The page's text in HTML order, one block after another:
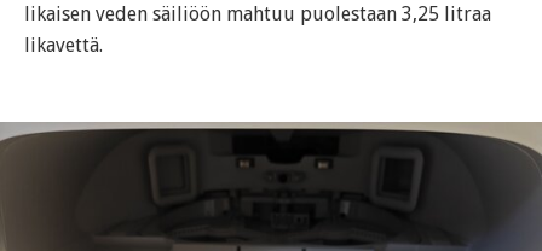
likaisen veden säiliöön mahtuu puolestaan 3,25 litraa
likavettä.